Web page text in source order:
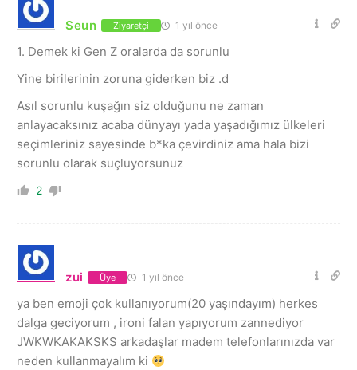
Seun Ziyaretçi 1 yıl önce
1. Demek ki Gen Z oralarda da sorunlu
Yine birilerinin zoruna giderken biz .d
Asıl sorunlu kuşağın siz olduğunu ne zaman
anlayacaksınız acaba dünyayı yada yaşadığımız ülkeleri
seçimleriniz sayesinde b*ka çevirdiniz ama hala bizi
sorunlu olarak suçluyorsunuz
2
zui Üye 1 yıl önce
ya ben emoji çok kullanıyorum(20 yaşındayım) herkes
dalga geciyorum , ironi falan yapıyorum zannediyor
JWKWKAKAKSKS arkadaşlar madem telefonlarınızda var
neden kullanmayalım ki